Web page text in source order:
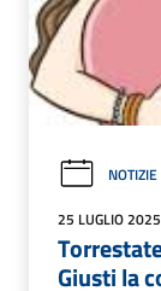
NOTIZIE
25 LUGLIO 2025
Giusti la